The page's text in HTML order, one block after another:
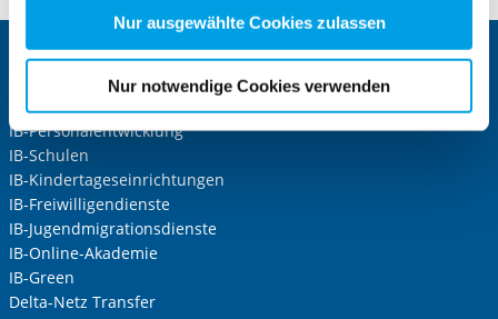
Zwecke entscheiden und Ihre erteilte Einwilligung stets
für die Zukunft widerrufen. Bitte beachten Sie: Ihre
Cookies, die erforderlich zur Bereitstellung der von Ihnen
aufgerufenen und somit gewünschten Website-
Funktionen sind. Diese Cookies setzen wir aufgrund
berechtigter Interessen und daher unabhängig von einer
Einwilligung.
Nur ausgewählte Cookies zulassen
Nur notwendige Cookies verwenden
Pflichtfelder.
Anrede*
Keine Angabe
Frau
Herr
Neutrale Anrede
Unternehmen
Zentrale IB-Websites:
Die Internationale Arbeit des IB
IB-Personalentwicklung
IB-Schulen
IB-Kindertageseinrichtungen
IB-Freiwilligendienste
IB-Jugendmigrationsdienste
IB-Online-Akademie
IB-Green
Delta-Netz Transfer